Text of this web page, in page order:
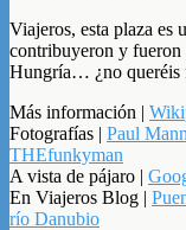
Viajeros, esta plaza es
contribuyeron y fueron
Hungría… ¿no queréis
Más información |
Fotografías | Paul
THEfunkyman
A vista de pájaro |
En Viajeros Blog |
río Danubio